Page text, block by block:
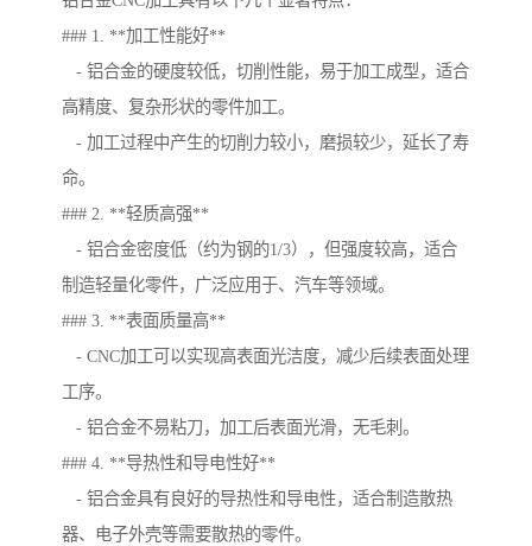
### 1. **加工性能好**
- 铝合金的硬度较低，切削性能，易于加工成型，适合
高精度、复杂形状的零件加工。
- 加工过程中产生的切削力较小，磨损较少，延长了寿
命。
### 2. **轻质高强**
- 铝合金密度低（约为钢的1/3），但强度较高，适合
制造轻量化零件，广泛应用于、汽车等领域。
### 3. **表面质量高**
- CNC加工可以实现高表面光洁度，减少后续表面处理
工序。
- 铝合金不易粘刀，加工后表面光滑，无毛刺。
### 4. **导热性和导电性好**
- 铝合金具有良好的导热性和导电性，适合制造散热
器、电子外壳等需要散热的零件。